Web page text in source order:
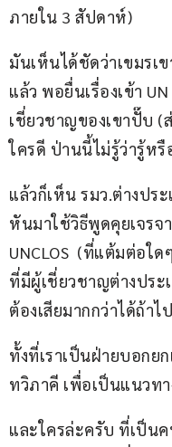
ภายใน 3 สัปดาห์)
มันเห็นได้ชัดว่าเขมรเ
แล้ว พอยื่นเรื่องเข้า
เชี่ยวชาญของเขาปั๊บ (
ใครดี ป่านนี้ไม่รู้ว่ารู้หรื
แล้วก็เห็น รมว.ต่างปร
หันมาใช้วิธีพูดคุยเจรจ
UNCLOS  (ที่แต้มต่อ
ที่มีผู้เชี่ยวชาญต่างประ
ต้องเสียมากกว่าได้ถ้าไ
ทั้งที่เราเป็นฝ่ายบอกย
ทวิภาคี เพื่อเป็นแนวท
และใครล่ะครับ ที่เป็น